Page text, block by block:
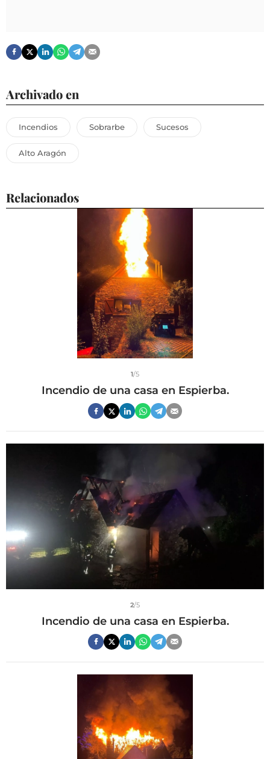
Archivado en
Incendios Sobrarbe Sucesos
Alto Aragón
Relacionados
1/5
Incendio de una casa en Espierba.
2/5
Incendio de una casa en Espierba.